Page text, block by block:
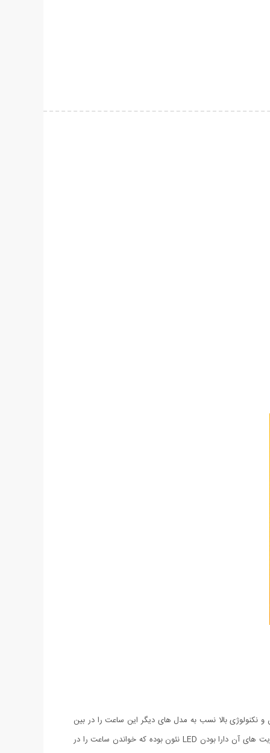
بالا نسب به مدل های دیگر این ساعت را در بین
ساعت های دو زمانه متفاوت ساخته است. از ویژگی های این ساعت بسیار شیک دارا بودن زنگ آلارم و کرنومتر می باشد و همچنین یکی دیگر از مزیت های آن دارا بودن LED نئون بوده که خواندن ساعت را در